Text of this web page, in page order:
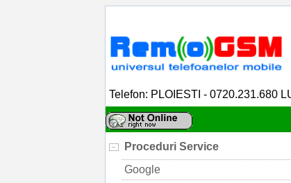
Telefon: PLOIESTI - 0720.231.680
Proceduri Service
Google